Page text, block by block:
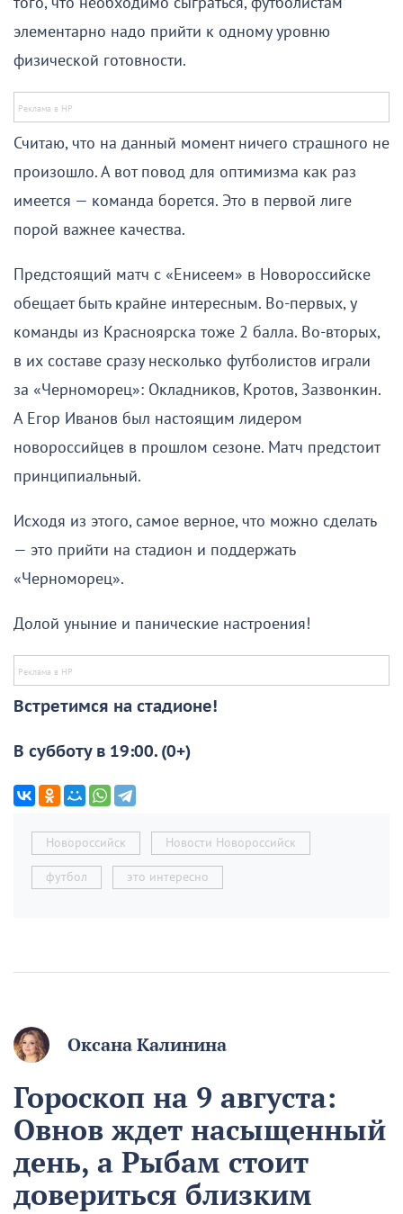
элементарно надо прийти к одному уровню
физической готовности.
Считаю, что на данный момент ничего страшного не
произошло. А вот повод для оптимизма как раз
имеется — команда борется. Это в первой лиге
порой важнее качества.
Предстоящий матч с «Енисеем» в Новороссийске
обещает быть крайне интересным. Во-первых, у
команды из Красноярска тоже 2 балла. Во-вторых,
в их составе сразу несколько футболистов играли
за «Черноморец»: Окладников, Кротов, Зазвонкин.
А Егор Иванов был настоящим лидером
новороссийцев в прошлом сезоне. Матч предстоит
принципиальный.
Исходя из этого, самое верное, что можно сделать
— это прийти на стадион и поддержать
«Черноморец».
Долой уныние и панические настроения!
Встретимся на стадионе!
В субботу в 19:00. (0+)
Новороссийск Новости Новороссийск
футбол это интересно
Оксана Калинина
Гороскоп на 9 августа:
Овнов ждет насыщенный
день, а Рыбам стоит
довериться близким